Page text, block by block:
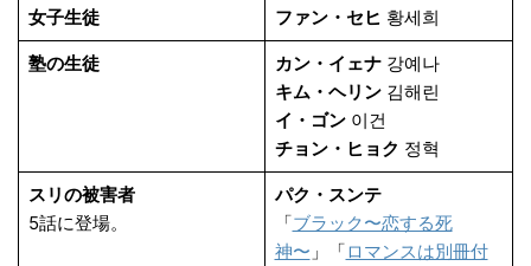
女子生徒 ファン・セヒ 황세희
塾の生徒 カン・イェナ강예나
キム・ヘリン김해린
イ・ゴン이건
チョン・ヒョク 정혁
スリの被害者
5話に登場。
パク・スンテ
「ブラック〜恋する死
神〜 」「ロマンスは別冊付